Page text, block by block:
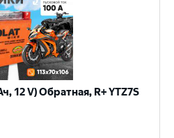
12 V) Обратная, R+ YTZ7S